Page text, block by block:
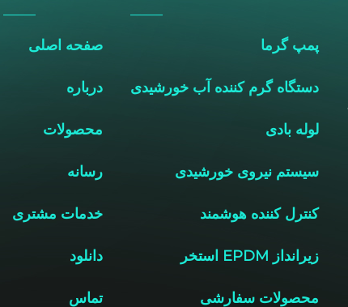
پمپ گرما
دستگاه گرم کننده آب خورشیدی
لوله بادی
سیستم نیروی خورشیدی
کنترل کننده هوشمند
زیرانداز EPDM استخر
محصولات سفارشی
صفحه اصلی
درباره
محصولات
رسانه
خدمات مشتری
دانلود
تماس